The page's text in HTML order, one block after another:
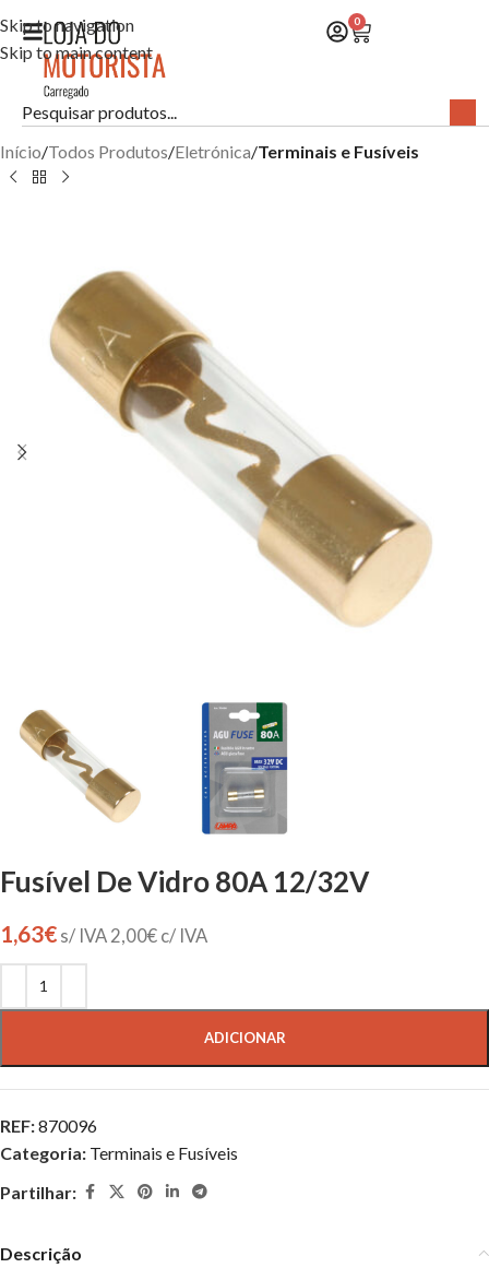
Skip to navigation
Skip to main content
0
Início Todos Produtos Eletrónica Terminais e Fusíveis
Fusível De Vidro 80A 12/32V
1,63€ s/ IVA 2,00€ c/ IVA
ADICIONAR
REF:870096
Categoria: Terminais e Fusíveis
Partilhar:
Descrição